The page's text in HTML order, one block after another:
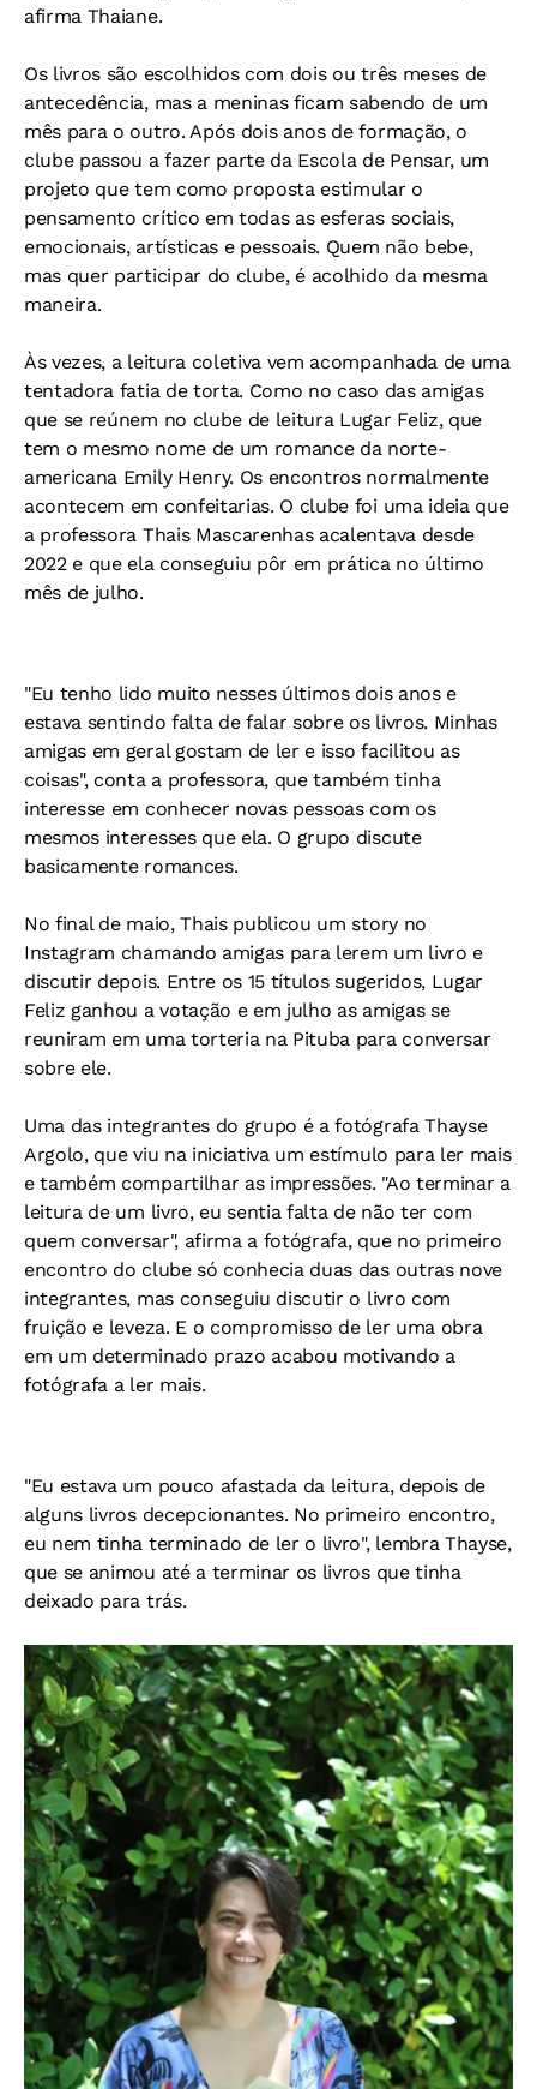
afirma Thaiane.
Os livros são escolhidos com dois ou três meses de
antecedência, mas a meninas ficam sabendo de um
mês para o outro. Após dois anos de formação, o
clube passou a fazer parte da Escola de Pensar, um
projeto que tem como proposta estimular o
pensamento crítico em todas as esferas sociais,
emocionais, artísticas e pessoais. Quem não bebe,
mas quer participar do clube, é acolhido da mesma
maneira.
Às vezes, a leitura coletiva vem acompanhada de uma
tentadora fatia de torta. Como no caso das amigas
que se reúnem no clube de leitura Lugar Feliz, que
tem o mesmo nome de um romance da norte-
americana Emily Henry. Os encontros normalmente
acontecem em confeitarias. O clube foi uma ideia que
a professora Thais Mascarenhas acalentava desde
2022 e que ela conseguiu pôr em prática no último
mês de julho.
"Eu tenho lido muito nesses últimos dois anos e
estava sentindo falta de falar sobre os livros. Minhas
amigas em geral gostam de ler e isso facilitou as
coisas", conta a professora, que também tinha
interesse em conhecer novas pessoas com os
mesmos interesses que ela. O grupo discute
basicamente romances.
No final de maio, Thais publicou um story no
Instagram chamando amigas para lerem um livro e
discutir depois. Entre os 15 títulos sugeridos, Lugar
Feliz ganhou a votação e em julho as amigas se
reuniram em uma torteria na Pituba para conversar
sobre ele.
Uma das integrantes do grupo é a fotógrafa Thayse
Argolo, que viu na iniciativa um estímulo para ler mais
e também compartilhar as impressões. "Ao terminar a
leitura de um livro, eu sentia falta de não ter com
quem conversar", afirma a fotógrafa, que no primeiro
encontro do clube só conhecia duas das outras nove
integrantes, mas conseguiu discutir o livro com
fruição e leveza. E o compromisso de ler uma obra
em um determinado prazo acabou motivando a
fotógrafa a ler mais.
"Eu estava um pouco afastada da leitura, depois de
alguns livros decepcionantes. No primeiro encontro,
eu nem tinha terminado de ler o livro", lembra Thayse,
que se animou até a terminar os livros que tinha
deixado para trás.